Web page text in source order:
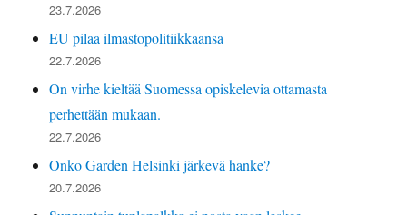
23.7.2026
EU pilaa ilmastopolitiikkaansa
22.7.2026
On virhe kieltää Suomessa opiskelevia ottamasta
perhettään mukaan.
22.7.2026
Onko Garden Helsinki järkevä hanke?
20.7.2026